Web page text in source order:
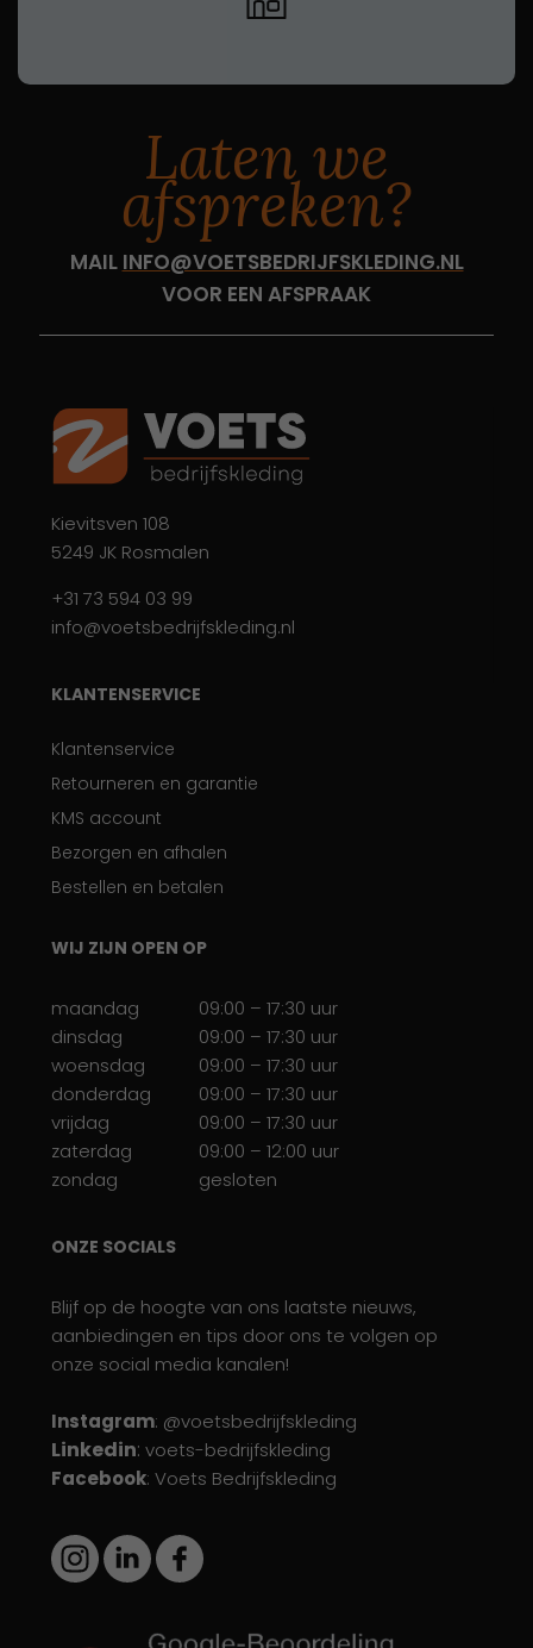
Laten we
afspreken?
MAIL INFO@VOETSBEDRIJFSKLEDING.NL
VOOR EEN AFSPRAAK
Kievitsven 108
5249 JK Rosmalen
+31 73 594 03 99
info@voetsbedrijfskleding.nl
KLANTENSERVICE
Klantenservice
Retourneren en garantie
KMS account
Bezorgen en afhalen
Bestellen en betalen
WIJ ZIJN OPEN OP
maandag
09:00 – 17:30 uur
dinsdag
09:00 – 17:30 uur
woensdag
09:00 – 17:30 uur
donderdag
09:00 – 17:30 uur
vrijdag
09:00 – 17:30 uur
zaterdag
09:00 – 12:00 uur
zondag
gesloten
ONZE SOCIALS
Blijf op de hoogte van ons laatste nieuws,
aanbiedingen en tips door ons te volgen op
onze social media kanalen!
Instagram: @voetsbedrijfskleding
Linkedin: voets-bedrijfskleding
Facebook: Voets Bedrijfskleding